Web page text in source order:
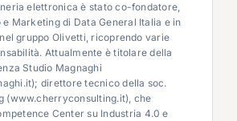
elettronica è stato co-fondatore,
Marketing di Data General Italia e in
gruppo Olivetti, ricoprendo varie
Attualmente è titolare della
Studio Magnaghi
direttore tecnico della soc.
(www.cherryconsulting.it), che
Center su Industria 4.0 e